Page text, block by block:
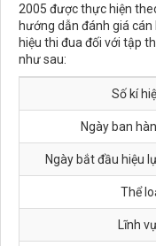
2005 được thực hiện
hướng dẫn đánh giá
hiệu thi đua đối với tập
như sau:
Số kí
Ngày ban
Ngày bắt đầu hiệu
Thể
Lĩnh